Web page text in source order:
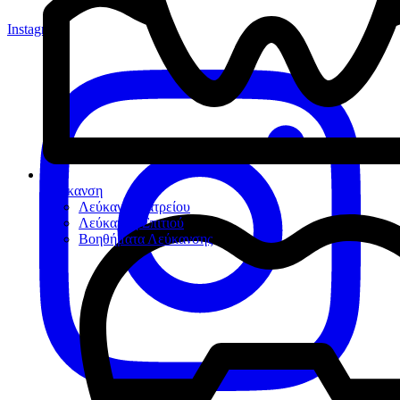
Λεύκανση
Λεύκανση Ιατρείου
Λεύκανση Σπιτιού
Βοηθήματα Λεύκανσης
Instagram